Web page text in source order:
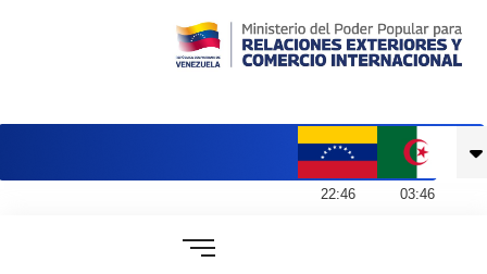
22:46 03:46